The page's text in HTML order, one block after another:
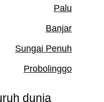
Palu
Banjar
Sungai Penuh
Probolinggo
dunia